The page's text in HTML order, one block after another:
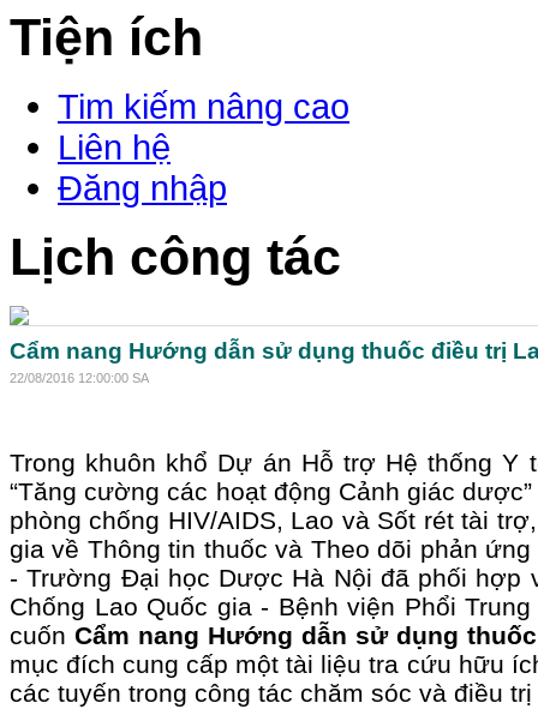
Tiện ích
Tim kiếm nâng cao
Liên hệ
Đăng nhập
Lịch công tác
Cẩm nang Hướng dẫn sử dụng thuốc điều trị
22/08/2016 12:00:00 SA
Trong khuôn khổ Dự án Hỗ trợ Hệ thống Y
“Tăng cường các hoạt động Cảnh giác
phòng chống HIV/AIDS, Lao và Sốt rét tài
gia về Thông tin thuốc và Theo dõi phản
- Trường Đại học Dược Hà Nội đã phối hợp
Chống Lao Quốc gia - Bệnh viện Phổi
cuốn Cẩm nang Hướng dẫn sử dụng
mục đích cung cấp một tài liệu tra cứu hữu
các tuyến trong công tác chăm sóc và điều trị